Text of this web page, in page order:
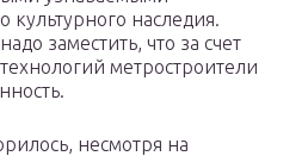
культурного наследия.
заместить, что за счет
метростроители
несмотря на